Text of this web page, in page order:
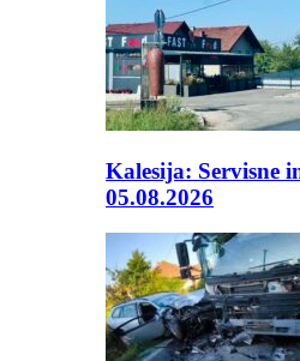
Kalesija: Servisne
05.08.2026